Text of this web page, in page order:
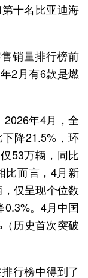
十名比亚迪海
销量排行榜前
2月有6款是燃
年4月，全
降21.5%，环
53万辆，同比
比而言，4月新
仅呈现个位数
0.3%。4月中国
历史首次突破
行榜中得到了